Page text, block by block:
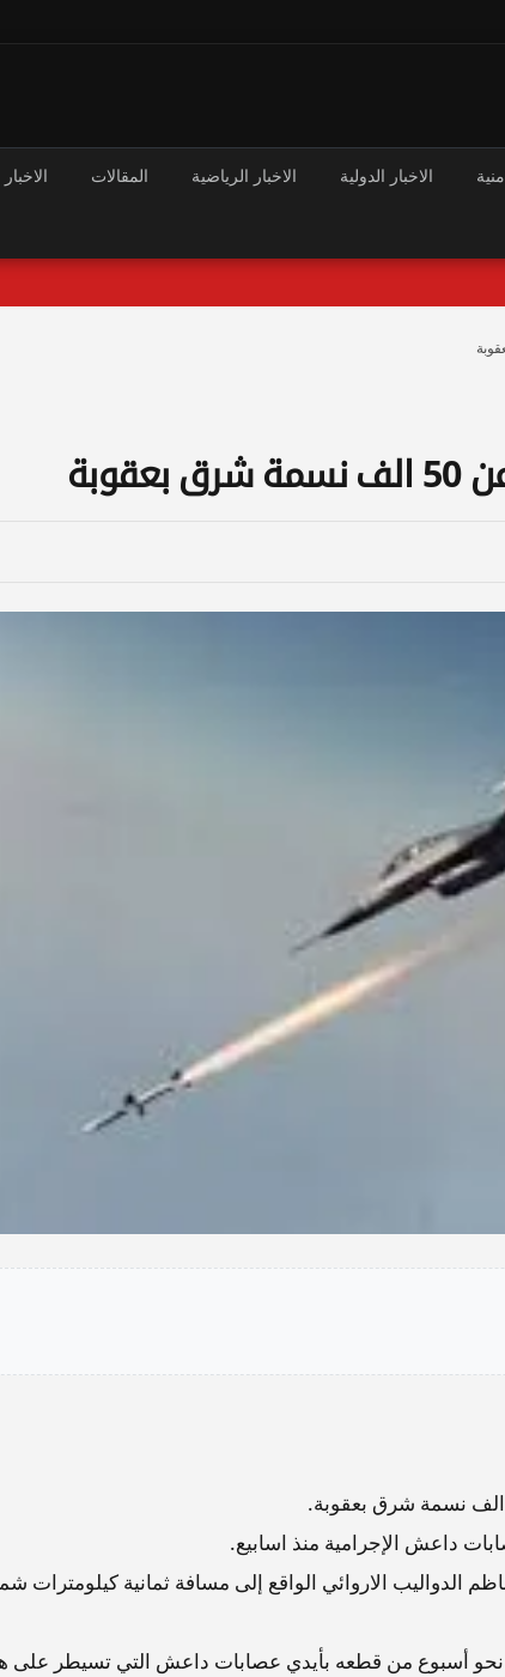
الاخبار الدولية الاخبار الرياضية المقالات
نسمة شرق بعقوبة.
داعش الإجرامية منذ اسابيع.
الدواليب الاروائي الواقع إلى مسافة ثمانية كيلومترات
نحو أسبوع من قطعه بأيدي عصابات داعش التي تسيطر على